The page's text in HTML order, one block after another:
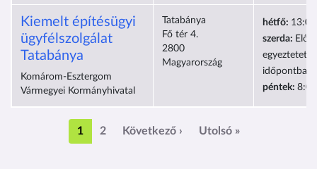
Kiemelt építésügyi
ügyfélszolgálat
Tatabánya
Komárom-Esztergom
Vármegyei Kormányhivatal
Tatabánya
Fő tér 4.
2800
Magyarország
hétfő:
szerda: Előre
egyeztetett
időpontban
péntek:
Oldalszámozás
1 2 Következő › Következő oldal
Utolsó »Utolsó oldal